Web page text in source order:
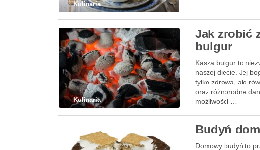
Kulinaria
Kulinaria
Jak zrobić
bulgur
Kasza bulgur to
naszej diecie. Jej
tylko zdrowa, ale
oraz różnorodne
możliwości …
Budyń
Domowy budyń to